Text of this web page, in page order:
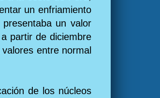
un enfriamiento
un valor
partir de diciembre
entre normal
de los núcleos